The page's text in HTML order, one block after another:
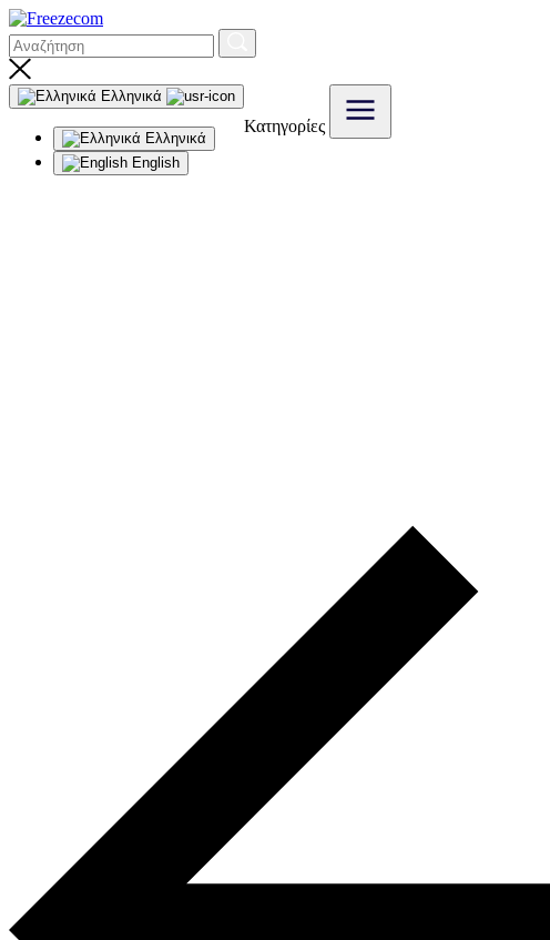
Ελληνικά
Ελληνικά
English
Κατηγορίες